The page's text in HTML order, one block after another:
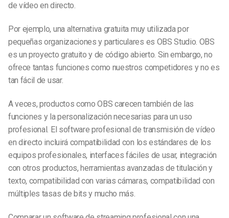
de vídeo en directo.
Por ejemplo, una alternativa gratuita muy utilizada por
pequeñas organizaciones y particulares es OBS Studio. OBS
es un proyecto gratuito y de código abierto. Sin embargo, no
ofrece tantas funciones como nuestros competidores y no es
tan fácil de usar.
A veces, productos como OBS carecen también de las
funciones y la personalización necesarias para un uso
profesional. El software profesional de transmisión de vídeo
en directo incluirá compatibilidad con los estándares de los
equipos profesionales, interfaces fáciles de usar, integración
con otros productos, herramientas avanzadas de titulación y
texto, compatibilidad con varias cámaras, compatibilidad con
múltiples tasas de bits y mucho más.